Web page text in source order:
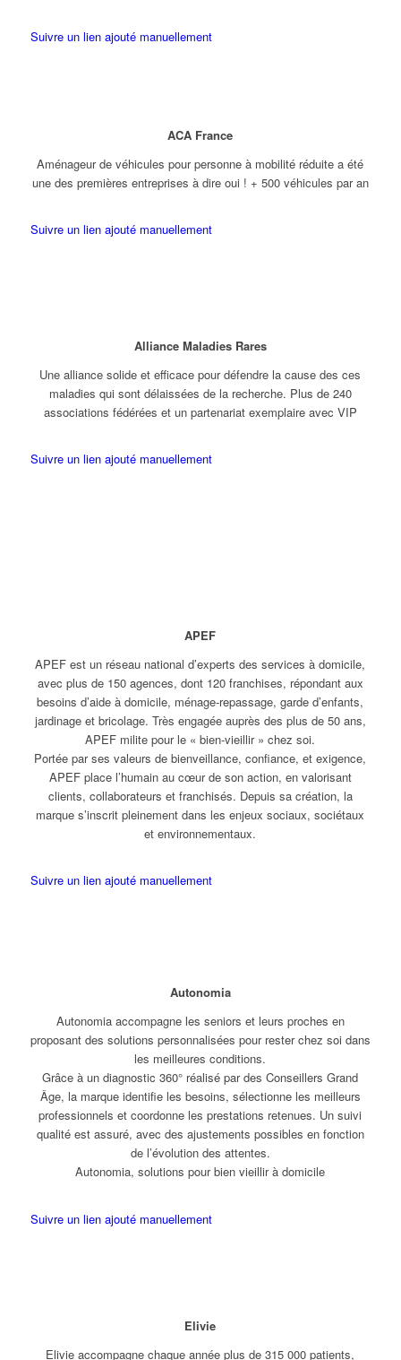
Suivre un lien ajouté manuellement
ACA France
Aménageur de véhicules pour personne à mobilité réduite a été
une des premières entreprises à dire oui ! + 500 véhicules par an
Suivre un lien ajouté manuellement
Alliance Maladies Rares
Une alliance solide et efficace pour défendre la cause des ces
maladies qui sont délaissées de la recherche. Plus de 240
associations fédérées et un partenariat exemplaire avec VIP
Suivre un lien ajouté manuellement
APEF
APEF est un réseau national d’experts des services à domicile,
avec plus de 150 agences, dont 120 franchises, répondant aux
besoins d’aide à domicile, ménage-repassage, garde d’enfants,
jardinage et bricolage. Très engagée auprès des plus de 50 ans,
APEF milite pour le « bien-vieillir » chez soi.
Portée par ses valeurs de bienveillance, confiance, et exigence,
APEF place l’humain au cœur de son action, en valorisant
clients, collaborateurs et franchisés. Depuis sa création, la
marque s’inscrit pleinement dans les enjeux sociaux, sociétaux
et environnementaux.
Suivre un lien ajouté manuellement
Autonomia
Autonomia accompagne les seniors et leurs proches en
proposant des solutions personnalisées pour rester chez soi dans
les meilleures conditions.
Grâce à un diagnostic 360° réalisé par des Conseillers Grand
Âge, la marque identifie les besoins, sélectionne les meilleurs
professionnels et coordonne les prestations retenues. Un suivi
qualité est assuré, avec des ajustements possibles en fonction
de l’évolution des attentes.
Autonomia, solutions pour bien vieillir à domicile
Suivre un lien ajouté manuellement
Elivie
Elivie accompagne chaque année plus de 315 000 patients,